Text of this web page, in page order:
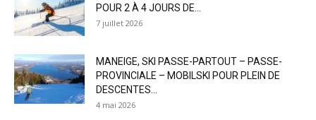
POUR 2 À 4 JOURS DE...
7 juillet 2026
MANEIGE, SKI PASSE-PARTOUT – PASSE-
PROVINCIALE – MOBILSKI POUR PLEIN DE
DESCENTES...
4 mai 2026